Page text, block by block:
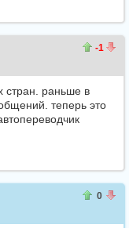
-1
раньше в
теперь это
0